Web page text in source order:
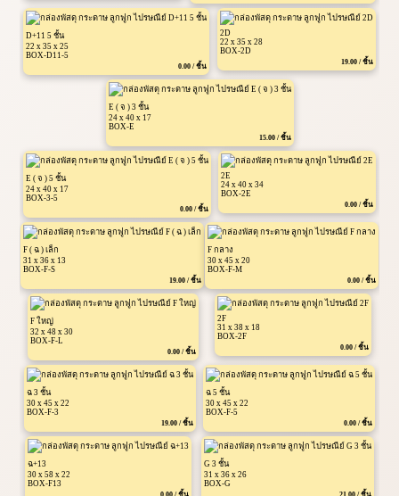
D+11 5 ชั้น
22 x 35 x 25
BOX-D11-5
0.00 / ชิ้น
2D
22 x 35 x 28
BOX-2D
19.00 / ชิ้น
E ( จ ) 3 ชั้น
24 x 40 x 17
BOX-E
15.00 / ชิ้น
E ( จ ) 5 ชั้น
24 x 40 x 17
BOX-3-5
0.00 / ชิ้น
2E
24 x 40 x 34
BOX-2E
0.00 / ชิ้น
F ( ฉ ) เล็ก
31 x 36 x 13
BOX-F-S
19.00 / ชิ้น
F กลาง
30 x 45 x 20
BOX-F-M
0.00 / ชิ้น
F ใหญ่
32 x 48 x 30
BOX-F-L
0.00 / ชิ้น
2F
31 x 38 x 18
BOX-2F
0.00 / ชิ้น
ฉ 3 ชั้น
30 x 45 x 22
BOX-F-3
19.00 / ชิ้น
ฉ 5 ชั้น
30 x 45 x 22
BOX-F-5
0.00 / ชิ้น
ฉ+13
30 x 58 x 22
BOX-F13
G 3 ชั้น
31 x 36 x 26
BOX-G